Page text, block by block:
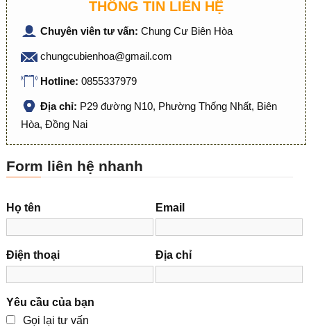
THÔNG TIN LIÊN HỆ
Chuyên viên tư vấn: Chung Cư Biên Hòa
chungcubienhoa@gmail.com
Hotline: 0855337979
Địa chỉ: P29 đường N10, Phường Thống Nhất, Biên
Hòa, Đồng Nai
Form liên hệ nhanh
Họ tên Email
Điện thoại Địa chỉ
Yêu cầu của bạn
Gọi lại tư vấn